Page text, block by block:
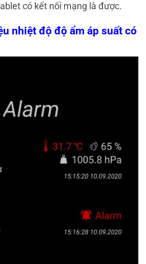
có kết nối mạng là được.
nhiệt độ độ ẩm áp suất có